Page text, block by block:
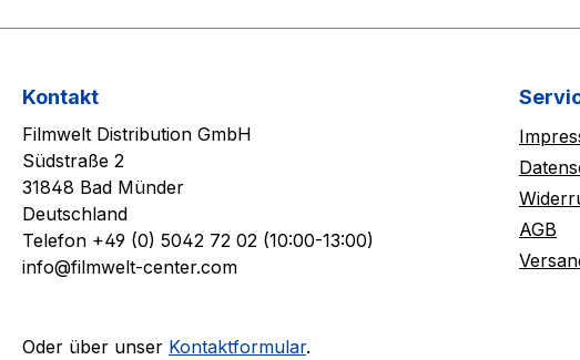
Kontakt
Filmwelt Distribution GmbH
Südstraße 2
31848 Bad Münder
Deutschland
Telefon +49 (0) 5042 72 02 (10:00-13:00)
info@filmwelt-center.com
Oder über unser Kontaktformular.
AGB